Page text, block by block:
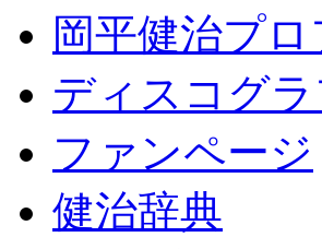
岡平健治プ
ディスコグラ
ファンページ
健治辞典